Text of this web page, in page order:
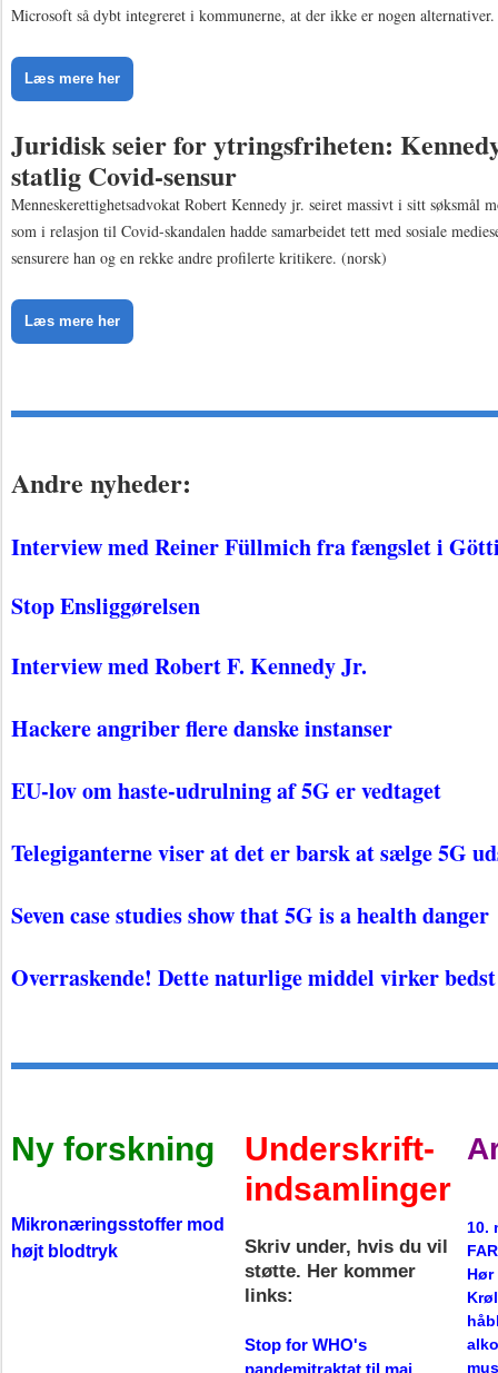
Microsoft så dybt integreret i kommunerne, at der ikke er nogen alternativer.
Læs mere her
Juridisk seier for ytringsfriheten:
statlig Covid-sensur
Menneskerettighetsadvokat Robert Kennedy jr. seiret massivt i sitt søksmål
som i relasjon til Covid-skandalen hadde samarbeidet tett med sosiale
sensurere han og en rekke andre profilerte kritikere. (norsk)
Læs mere her
Andre nyheder:
Interview med Reiner Füllmich fra fæ​​​​​​​ngslet i
Stop Ensliggørelsen
Interview med Robert F. Kennedy Jr.
Hackere angriber flere danske instanser
EU-lov om haste-udrulning af 5G er vedtaget
Telegiganterne viser at det er barsk at sælge 5G
Seven case studies show that 5G is a health danger
Overraskende! Dette naturlige middel virker
Ny forskning
Mikronæringsstoffer mod
højt blodtryk
Underskrift-
indsamlinger
Skriv under, hvis du vil
støtte. Her kommer
links:
Stop for WHO's
pandemitraktat til maj
10.